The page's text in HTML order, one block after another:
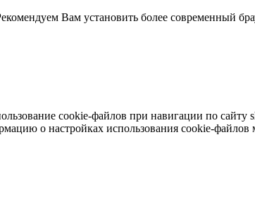
Вам установить более современный
cookie-файлов при навигации по сайту
о настройках использования cookie-файлов